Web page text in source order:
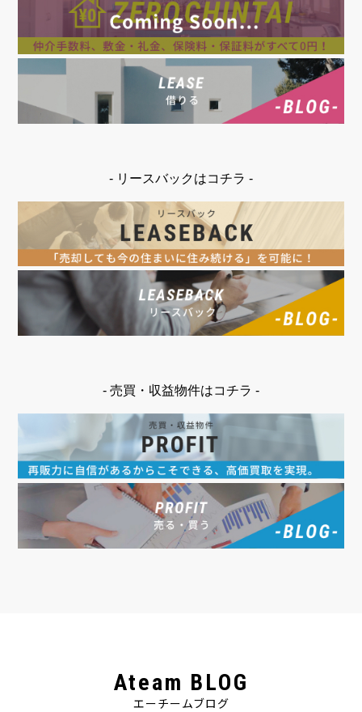
- リースバックはコチラ -
- 売買・収益物件はコチラ -
Ateam BLOG
エーチームブログ